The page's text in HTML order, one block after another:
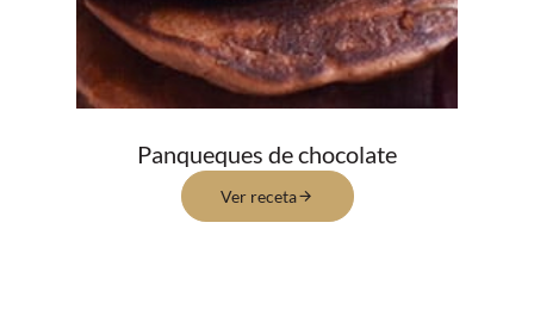
Panqueques de chocolate
Ver receta